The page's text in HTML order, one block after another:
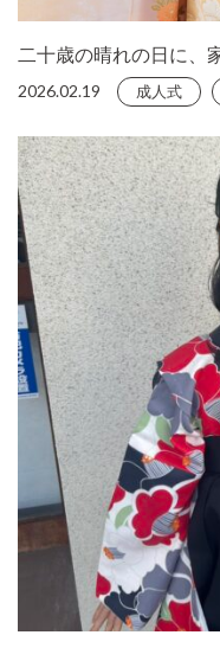
二十歳の晴れの日に、
2026.02.19
成人式